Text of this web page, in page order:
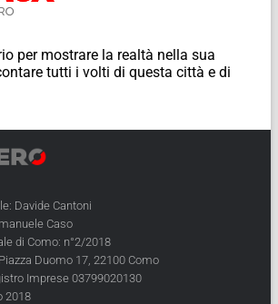
per mostrare la realtà nella sua
tutti i volti di questa città e di
Davide Cantoni
Caso
di Como: n°2/2018
Duomo 17, 22100 Como
Imprese 03799020130
2018